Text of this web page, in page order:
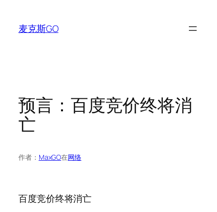
麦克斯GO
预言：百度竞价终将消
亡
作者： MaxGO在网络
百度竞价终将消亡